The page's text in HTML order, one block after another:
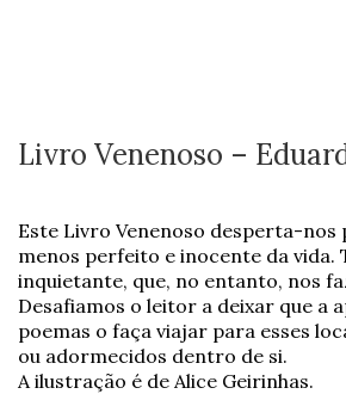
Livro Venenoso –
Este Livro Venenoso desperta-nos
menos perfeito e inocente da vida.
inquietante, que, no entanto, nos
Desafiamos o leitor a deixar que a
poemas o faça viajar para esses
ou adormecidos dentro de si.
A ilustração é de Alice Geirinhas.